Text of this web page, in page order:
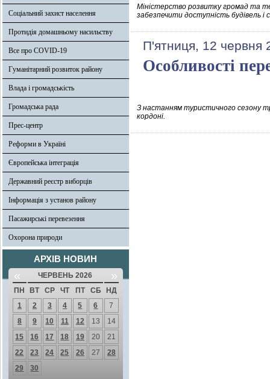
Соціальний захист населення
Протидія домашньому насильству
Все про COVID-19
Гуманітарний розвиток району
Влада і громадськість
Громадська рада
Прес-центр
Реформи в Україні
Європейська інтеграція
Державний реєстр виборців
Інформація з установ району
Пасажирські перевезення
Охорона природи
АРХІВ НОВИН
« ЧЕРВЕНЬ 2026 »
ПН ВТ СР ЧТ ПТ СБ
НД
1
2 3 4 5 6
7
8
9 10 11 12 13
14
15
16 17 18 19 20
21
22
23 24 25 26 27
28
29
30
Міністерство розвитку громад та
забезпечити доступність будівель
П'ятниця, 12 червня
Особливості
З настанням туристичного сезону
кордоні.